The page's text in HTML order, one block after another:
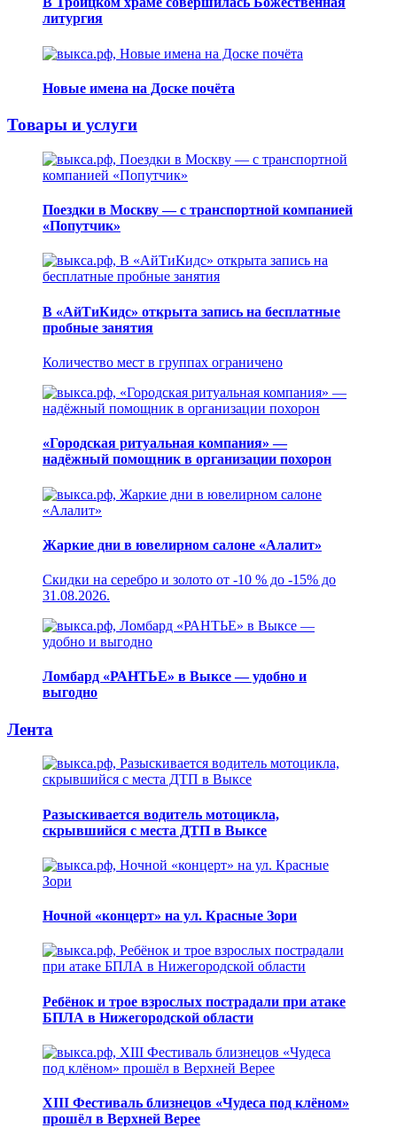
литургия
Новые имена на Доске почёта
Товары и услуги
Поездки в Москву — с транспортной компанией
«Попутчик»
В «АйТиКидс» открыта запись на бесплатные
пробные занятия
Количество мест в группах ограничено
«Городская ритуальная компания» —
надёжный помощник в организации похорон
Жаркие дни в ювелирном салоне «Алалит»
Скидки на серебро и золото от -10 % до -15% до
31.08.2026.
Ломбард «РАНТЬЕ» в Выксе — удобно и
выгодно
Лента
Разыскивается водитель мотоцикла,
скрывшийся с места ДТП в Выксе
Ночной «концерт» на ул. Красные Зори
Ребёнок и трое взрослых пострадали при атаке
БПЛА в Нижегородской области
XIII Фестиваль близнецов «Чудеса под клёном»
прошёл в Верхней Верее